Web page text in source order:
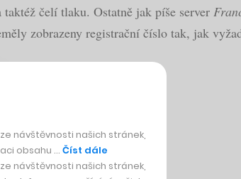
čelí tlaku. Ostatně jak píše server
zobrazeny registrační číslo tak, jak
návštěvnosti našich stránek,
obsahu … Číst dále
návštěvnosti našich stránek,